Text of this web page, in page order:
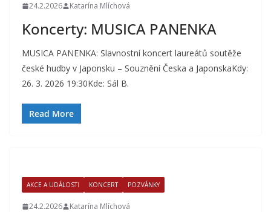
24.2.2026 Katarína Mlíchová
Koncerty: MUSICA PANENKA
MUSICA PANENKA: Slavnostní koncert laureátů soutěže
české hudby v Japonsku – Souznění Česka a JaponskaKdy:
26. 3. 2026 19:30Kde: Sál B.
Read More
AKCE A UDÁLOSTI KONCERT POZVÁNKY
24.2.2026 Katarína Mlíchová